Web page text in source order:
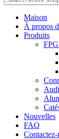
Maison
À propos
Produits
Nouvelles
FAQ
Contactez-